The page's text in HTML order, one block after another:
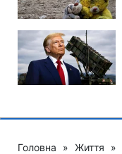
Головна » Життя »